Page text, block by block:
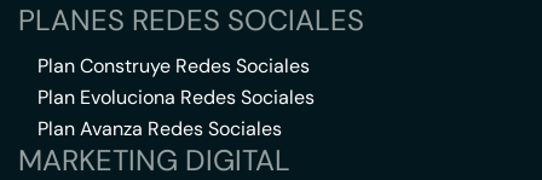
PLANES REDES SOCIALES
Plan Construye Redes Sociales
Plan Evoluciona Redes Sociales
Plan Avanza Redes Sociales
MARKETING DIGITAL